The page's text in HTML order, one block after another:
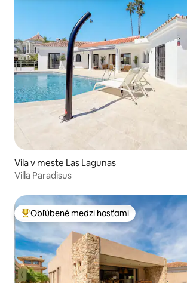
Vila v meste Las Lagunas
Villa Paradisus
Najobľúbenejšie medzi hosťami
Obľúbené medzi hosťami